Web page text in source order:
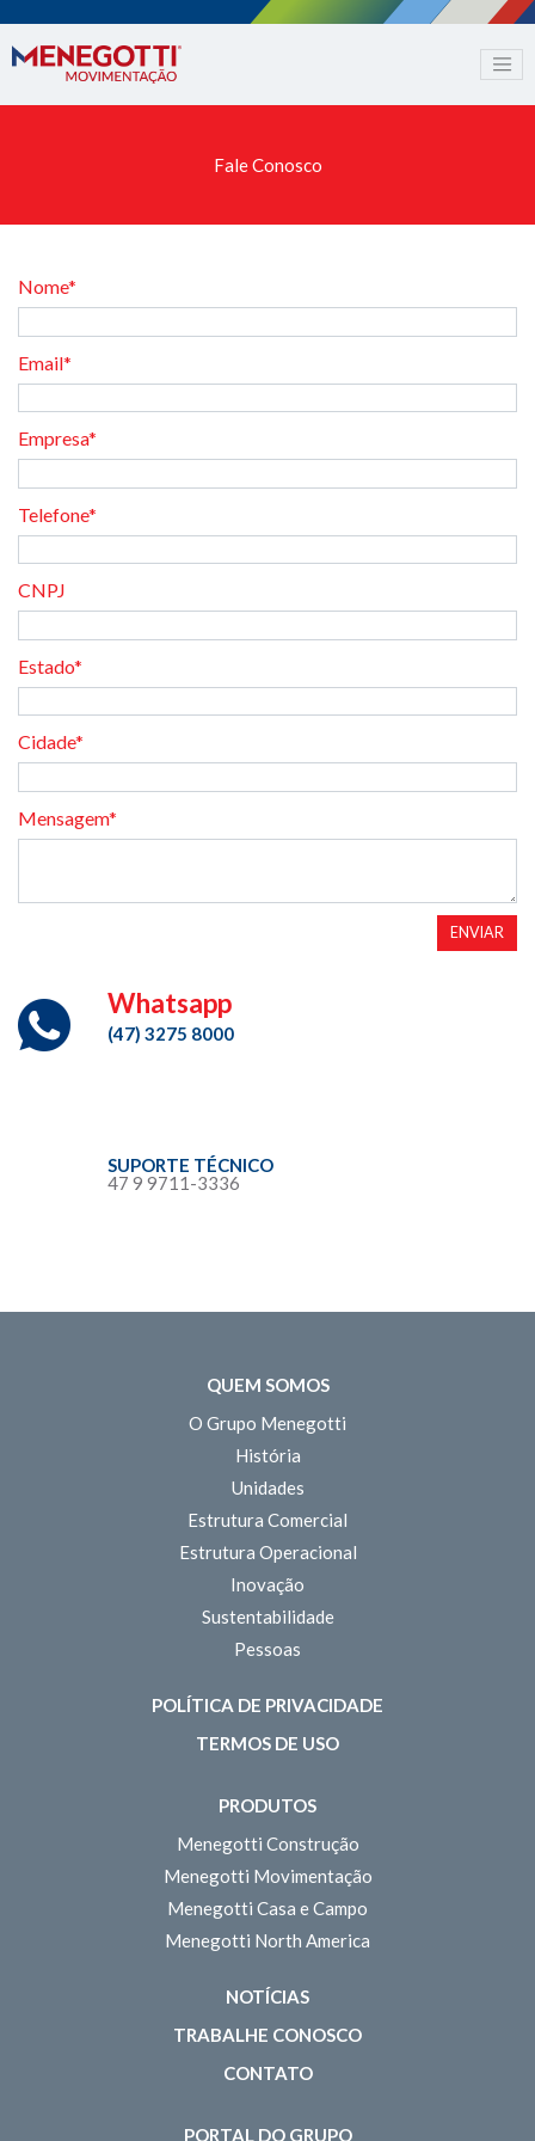
Fale Conosco
Nome*
Email*
Empresa*
Telefone*
CNPJ
Estado*
Cidade*
Mensagem*
ENVIAR
Whatsapp
(47) 3275 8000
SUPORTE TÉCNICO
47 9 9711-3336
QUEM SOMOS
O Grupo Menegotti
História
Unidades
Estrutura Comercial
Estrutura Operacional
Inovação
Sustentabilidade
Pessoas
POLÍTICA DE PRIVACIDADE
TERMOS DE USO
PRODUTOS
Menegotti Construção
Menegotti Movimentação
Menegotti Casa e Campo
Menegotti North America
NOTÍCIAS
TRABALHE CONOSCO
CONTATO
PORTAL DO GRUPO